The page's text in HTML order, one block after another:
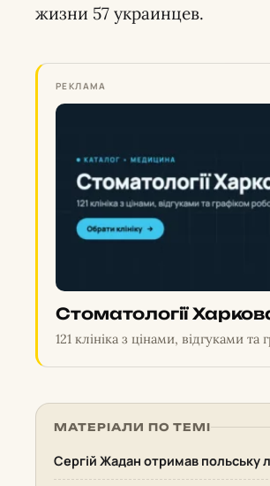
жизни 57 украинцев.
РЕКЛАМА
Стоматології
121 клініка з цінами, відгуками та
МАТЕРІАЛИ ПО ТЕМІ
Сергій Жадан отримав польську